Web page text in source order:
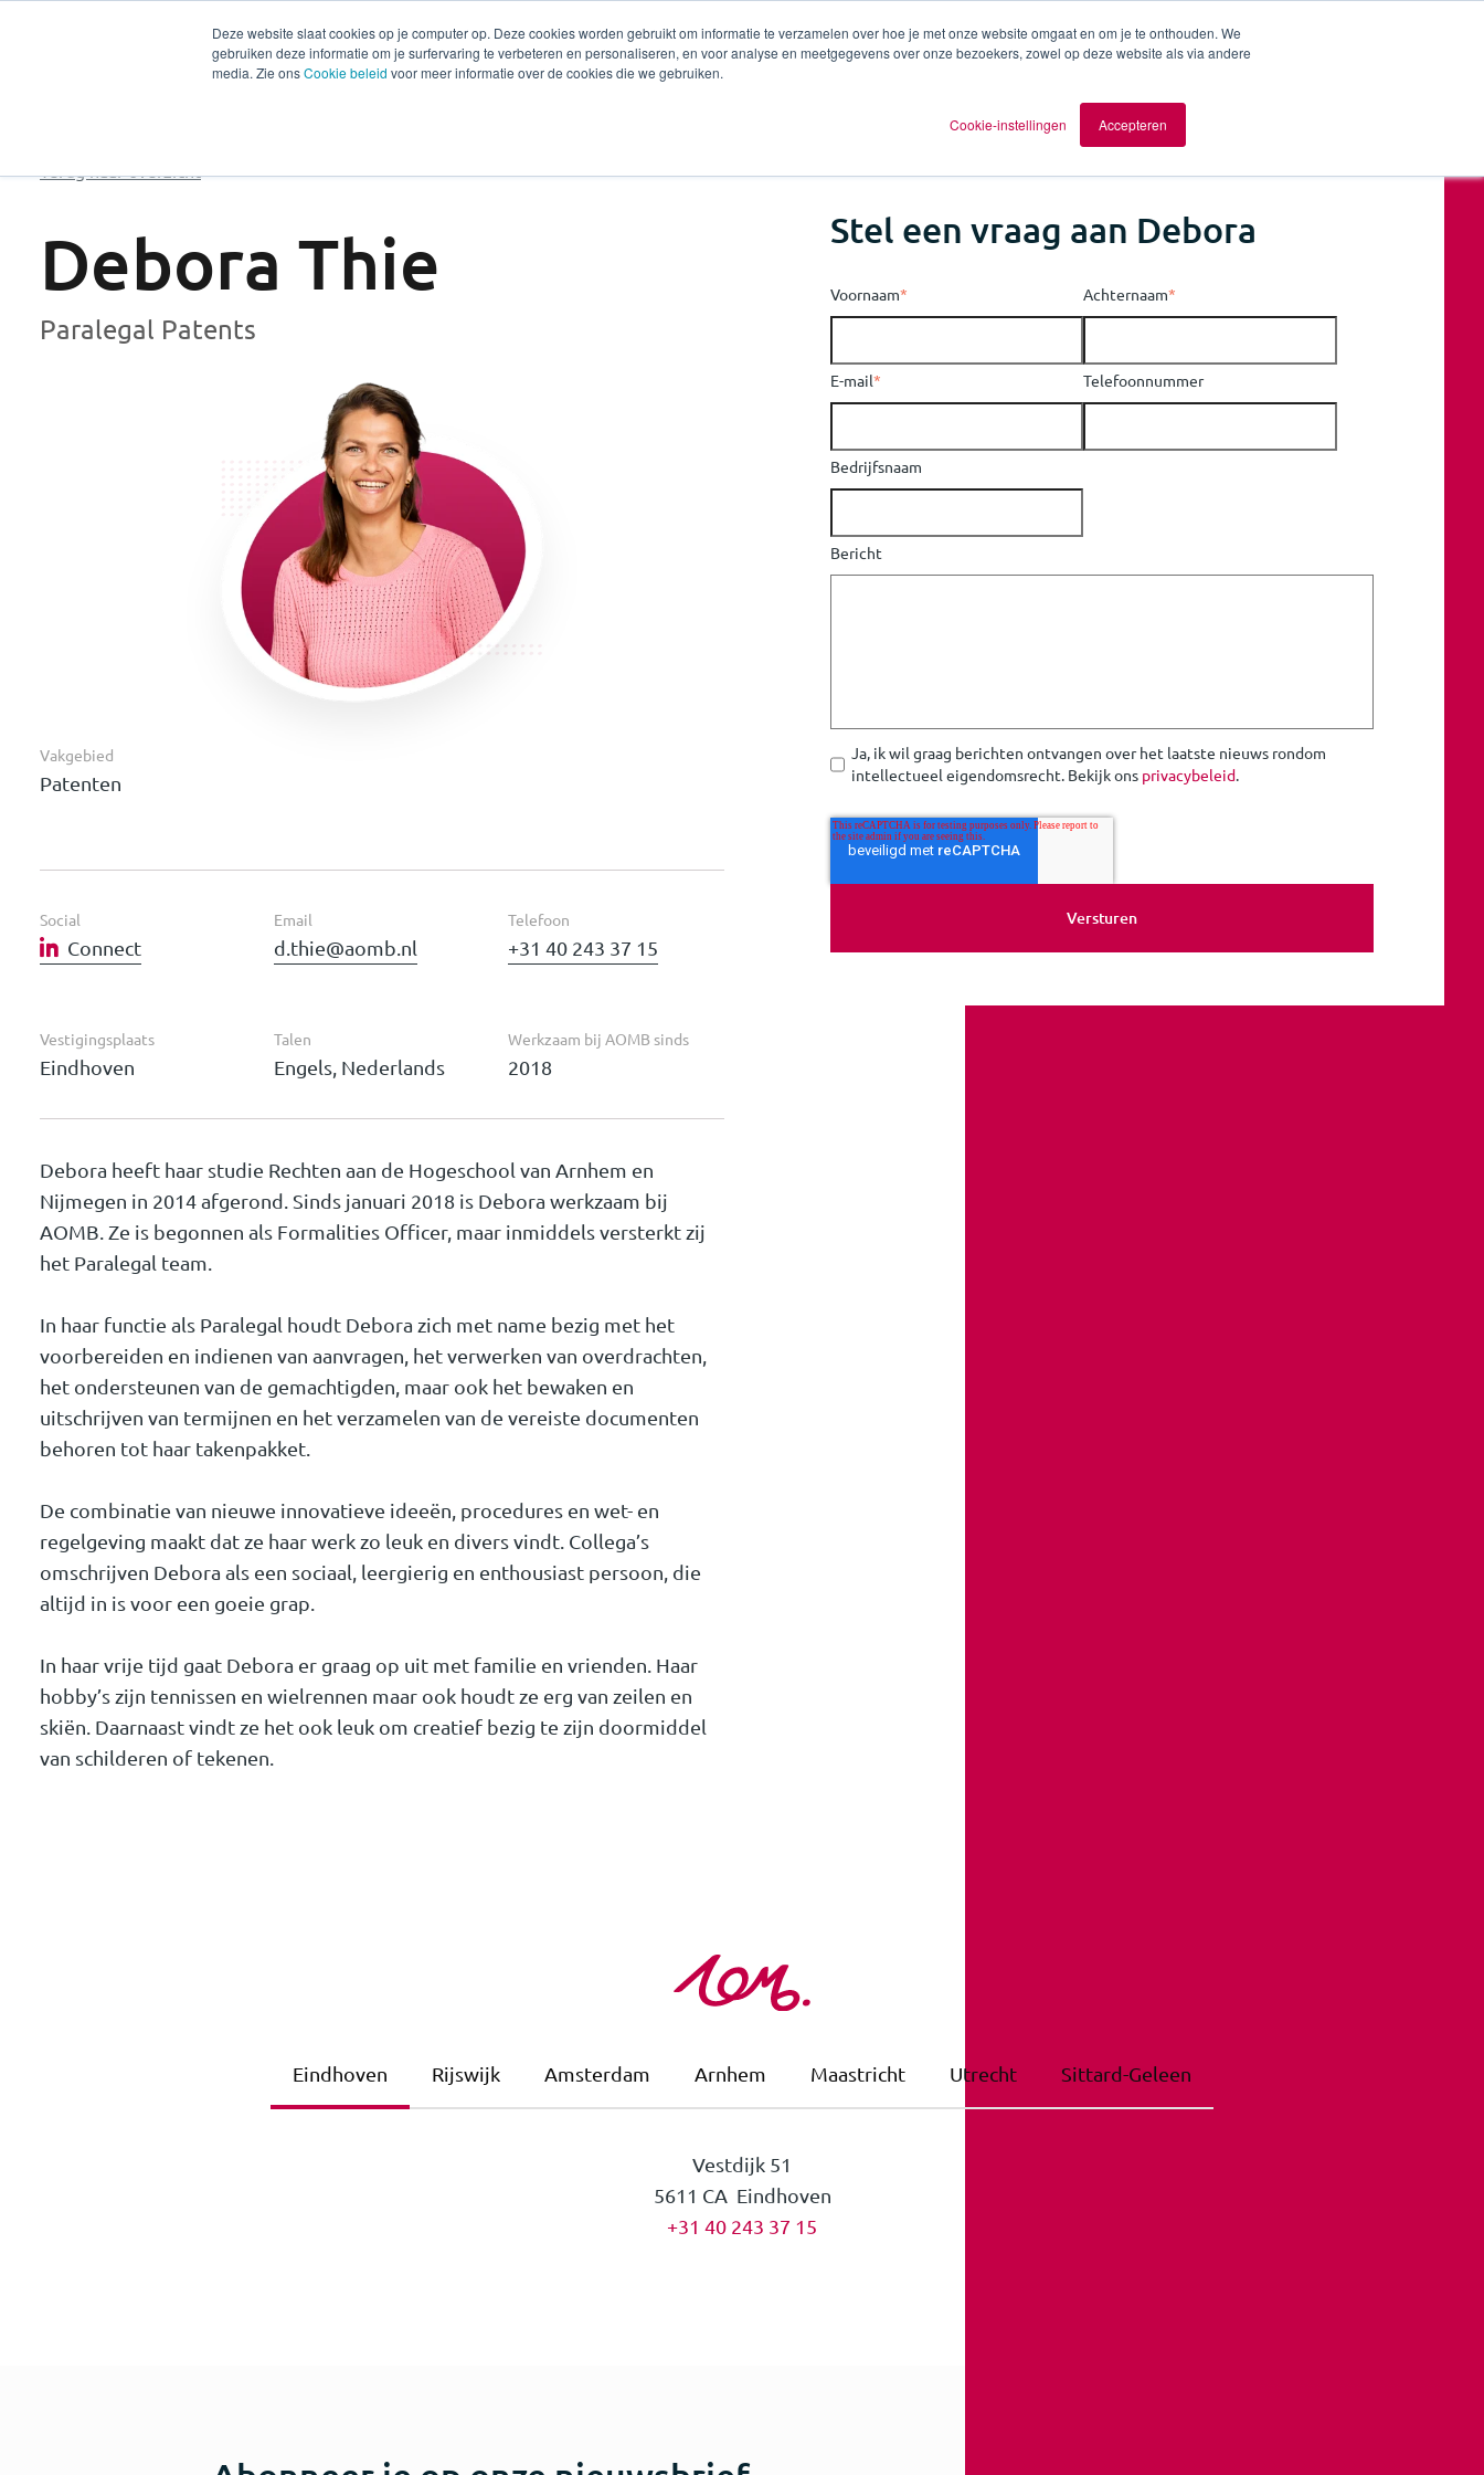
Deze website slaat cookies op je computer op. Deze cookies worden gebruikt om informatie te verzamelen over hoe je met onze website omgaat en om je te onthouden. We
gebruiken deze informatie om je surfervaring te verbeteren en personaliseren, en voor analyse en meetgegevens over onze bezoekers, zowel op deze website als via andere
media. Zie onsCookie beleid voor meer informatie over de cookies die we gebruiken.
Cookie-instellingen Accepteren
Diensten Sectoren Experts
Terug naar overzicht
Debora Thie
Paralegal Patents
Vakgebied
Patenten
Social
Connect
Email
d.thie@aomb.nl
Telefoon
+31 40 243 37 15
Vestigingsplaats
Eindhoven
Talen
Engels, Nederlands
Werkzaam bij AOMB sinds
2018
Debora heeft haar studie Rechten aan de Hogeschool van Arnhem en
Nijmegen in 2014 afgerond. Sinds januari 2018 is Debora werkzaam bij
AOMB. Ze is begonnen als Formalities Officer, maar inmiddels versterkt zij
het Paralegal team.
In haar functie als Paralegal houdt Debora zich met name bezig met het
voorbereiden en indienen van aanvragen, het verwerken van overdrachten,
het ondersteunen van de gemachtigden, maar ook het bewaken en
uitschrijven van termijnen en het verzamelen van de vereiste documenten
behoren tot haar takenpakket.
De combinatie van nieuwe innovatieve ideeën, procedures en wet- en
regelgeving maakt dat ze haar werk zo leuk en divers vindt. Collega’s
omschrijven Debora als een sociaal, leergierig en enthousiast persoon, die
altijd in is voor een goeie grap.
In haar vrije tijd gaat Debora er graag op uit met familie en vrienden. Haar
hobby’s zijn tennissen en wielrennen maar ook houdt ze erg van zeilen en
skiën. Daarnaast vindt ze het ook leuk om creatief bezig te zijn doormiddel
van schilderen of tekenen.
Stel een vraag aan Debora
Voornaam* Achternaam*
E-mail* Telefoonnummer
Bedrijfsnaam
Bericht
Ja, ik wil graag berichten ontvangen over het laatste nieuws rondom
intellectueel eigendomsrecht. Bekijk ons privacybeleid.
Eindhoven Rijswijk Amsterdam Arnhem Maastricht Utrecht Sittard-Geleen
Vestdijk 51
5611 CA Eindhoven
+31 40 243 37 15